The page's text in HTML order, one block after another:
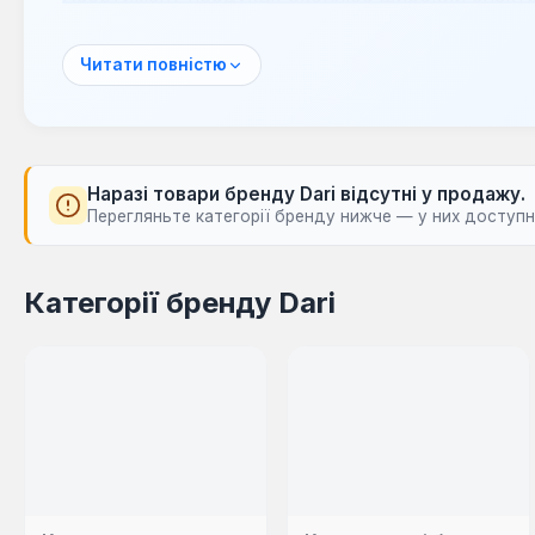
компактні моделі для мобільного використання,
інтенсивної експлуатації.
забезпечення стабільної роботи пневматичного
Читати повністю
Наразі товари бренду Dari відсутні у продажу.
Перегляньте категорії бренду нижче — у них
Категорії бренду Dari